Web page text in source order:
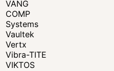
VANG
COMP
Systems
Vaultek
Vertx
Vibra-TITE
VIKTOS